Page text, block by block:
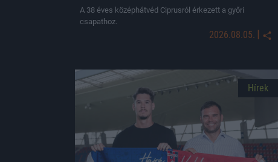
A 38 éves középhátvéd Ciprusról érkezett a győri
csapathoz.
2026.08.05. |
Hírek